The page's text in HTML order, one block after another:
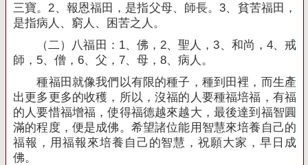
三寶。2、報恩福田，是指父母、師長。3、貧苦福田，
是指病人、窮人、困苦之人。
（二）八福田： 1、佛，2、聖人，3、和尚， 4、戒
師， 5、僧， 6、父， 7、母， 8、病人。
種福田就像我們以有限的種子，種到田裡，而生產
出更多更多的收穫，所以，沒福的人要種福培福，有福
的人要惜福增福，使得福德越來越大，最後達到福智圓
滿的程度，便是成佛。希望諸位能用智慧來培養自己的
福報，用福報來培養自己的智慧，祝願大家，早日成
佛。